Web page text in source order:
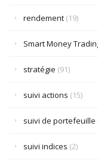
rendement (19)
Smart Money
stratégie (91)
suivi actions (15)
suivi de portefeuille
suivi indices (2)